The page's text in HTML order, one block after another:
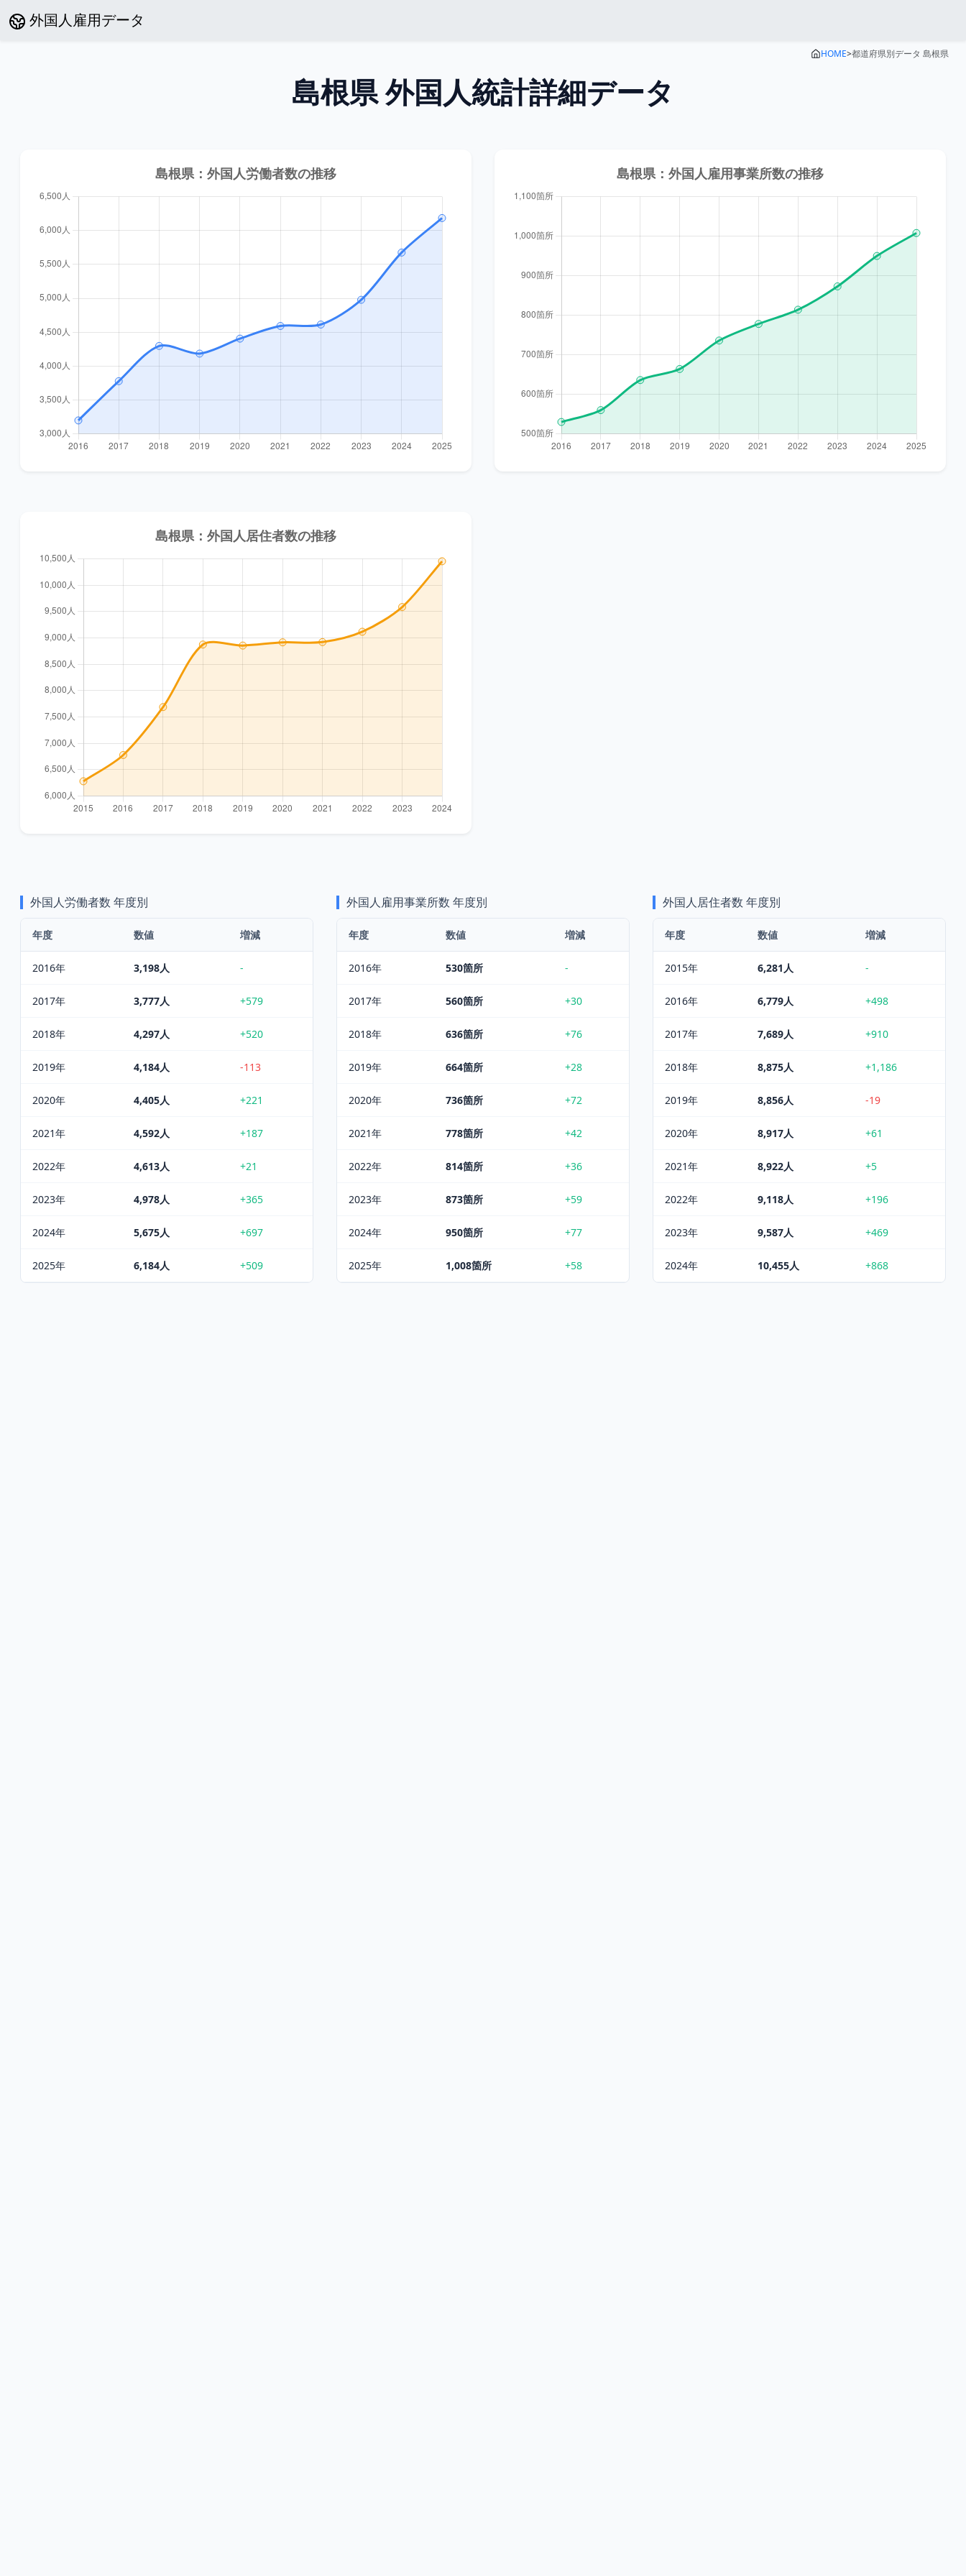
外国人雇用データ
HOME>都道府県別データ 島根県
島根県外国人統計詳細データ
外国人労働者数 年度別
年度 数値 増減
2016年 3,198人 -
2017年 3,777人 +579
2018年 4,297人 +520
2019年 4,184人 -113
2020年 4,405人 +221
2021年 4,592人 +187
2022年 4,613人 +21
2023年 4,978人 +365
2024年 5,675人 +697
2025年 6,184人 +509
外国人雇用事業所数 年度別
年度 数値 増減
2016年 530箇所 -
2017年 560箇所 +30
2018年 636箇所 +76
2019年 664箇所 +28
2020年 736箇所 +72
2021年 778箇所 +42
2022年 814箇所 +36
2023年 873箇所 +59
2024年 950箇所 +77
2025年 1,008箇所 +58
外国人居住者数 年度別
年度 数値 増減
2015年 6,281 人 -
2016年 6,779人 +498
2017年 7,689人 +910
2018年 8,875人 +1,186
2019年 8,856人 -19
2020年 8,917人 +61
2021年 8,922人 +5
2022年 9,118人 +196
2023年 9,587人 +469
2024年 10,455人 +868